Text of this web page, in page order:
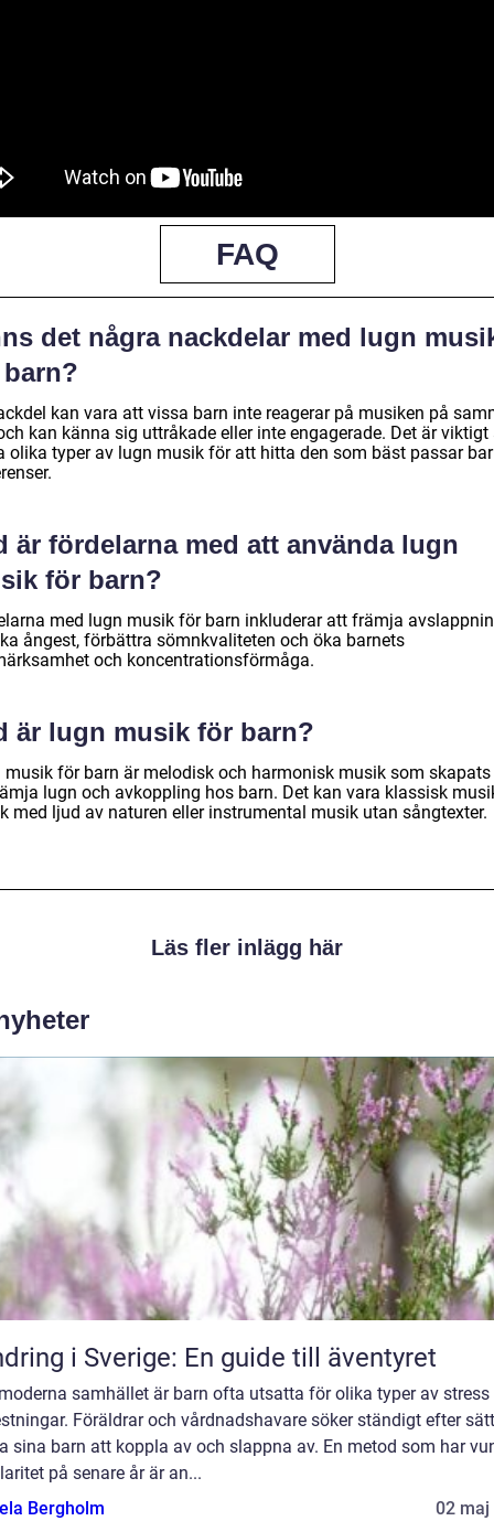
FAQ
det några nackdelar med lugn
kan vara att vissa barn inte reagerar på musiken på
kan känna sig uttråkade eller inte engagerade. Det är viktigt
olika typer av lugn musik för att hitta den som bäst passar
är fördelarna med att använda lugn
för barn?
med lugn musik för barn inkluderar att främja
ångest, förbättra sömnkvaliteten och öka barnets
och koncentrationsförmåga.
är lugn musik för barn?
musik för barn är melodisk och harmonisk musik som
lugn och avkoppling hos barn. Det kan vara klassisk
med ljud av naturen eller instrumental musik utan sångtexter.
Läs fler inlägg här
i Sverige: En guide till äventyret
samhället är barn ofta utsatta för olika typer av stress
Föräldrar och vårdnadshavare söker ständigt efter
sina barn att koppla av och slappna av. En metod som har
på senare år är an...
Bergholm
02 maj